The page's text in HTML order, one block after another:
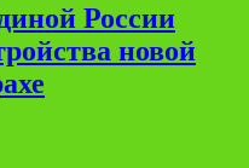
России
новой